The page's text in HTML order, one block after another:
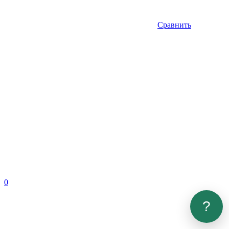
Сравнить
0
?